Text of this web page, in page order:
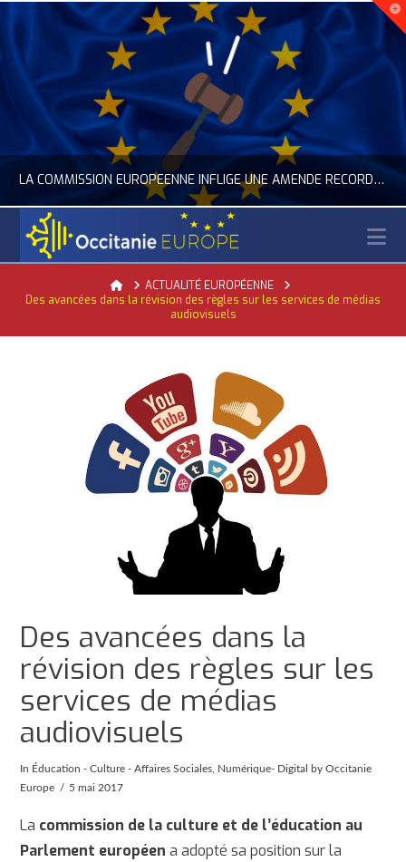
LA COMMISSION EUROPÉENNE INFLIGE UNE AMENDE RECORD À GOOGLE
ACTUALITÉ DE L'UNION EUROPÉENNE, ACTUALITÉ DE LA REPRÉSENTATION D’OCCITANIE EUROPE, NUMÉRIQUE- DIGITAL
HomeACTUALITÉ EUROPÉENNE
Des avancées dans la révision des règles sur les services de médias
audiovisuels
Des avancées dans la
révision des règles sur les
services de médias
audiovisuels
In Éducation - Culture - Affaires Sociales Numérique- Digital
by Occitanie
Europe
5 mai 2017
La commission de la culture et de l’éducation au
Parlement européen a adopté sa position sur la